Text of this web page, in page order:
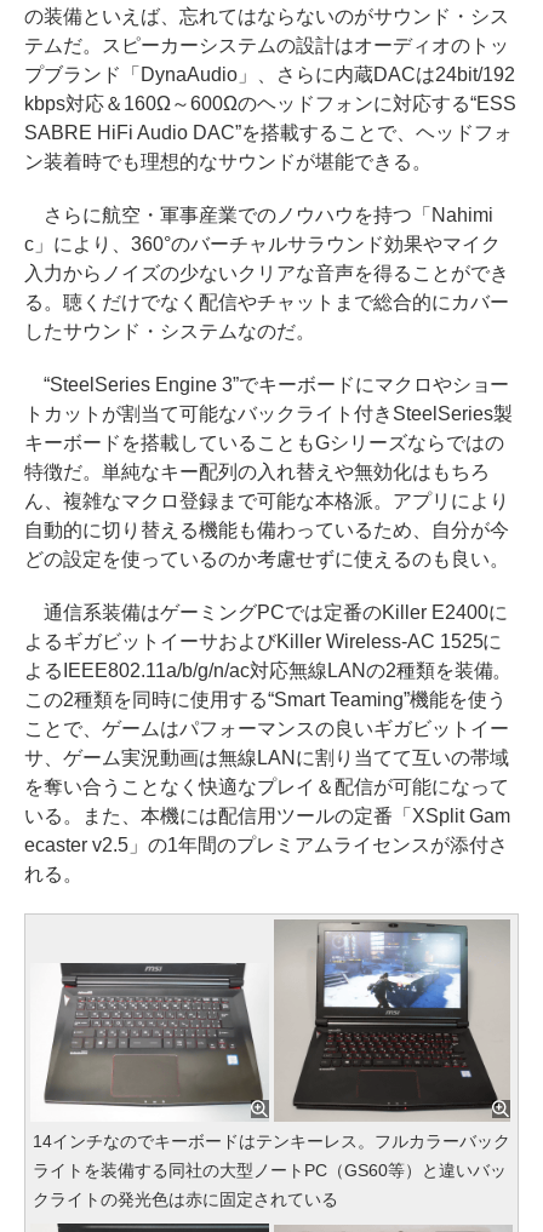
の装備といえば、忘れてはならないのがサウンド・シス
テムだ。スピーカーシステムの設計はオーディオのトッ
プブランド「DynaAudio」、さらに内蔵DACは24bit/192
kbps対応＆160Ω～600Ωのヘッドフォンに対応する“ESS
SABRE HiFi Audio DAC”を搭載することで、ヘッドフォ
ン装着時でも理想的なサウンドが堪能できる。
さらに航空・軍事産業でのノウハウを持つ「Nahimi
c」により、360°のバーチャルサラウンド効果やマイク
入力からノイズの少ないクリアな音声を得ることができ
る。聴くだけでなく配信やチャットまで総合的にカバー
したサウンド・システムなのだ。
“SteelSeries Engine 3”でキーボードにマクロやショー
トカットが割当て可能なバックライト付きSteelSeries製
キーボードを搭載していることもGシリーズならではの
特徴だ。単純なキー配列の入れ替えや無効化はもちろ
ん、複雑なマクロ登録まで可能な本格派。アプリにより
自動的に切り替える機能も備わっているため、自分が今
どの設定を使っているのか考慮せずに使えるのも良い。
通信系装備はゲーミングPCでは定番のKiller E2400に
よるギガビットイーサおよびKiller Wireless-AC 1525に
よるIEEE802.11a/b/g/n/ac対応無線LANの2種類を装備。
この2種類を同時に使用する“Smart Teaming”機能を使う
ことで、ゲームはパフォーマンスの良いギガビットイー
サ、ゲーム実況動画は無線LANに割り当てて互いの帯域
を奪い合うことなく快適なプレイ＆配信が可能になって
いる。また、本機には配信用ツールの定番「XSplit Gam
ecaster v2.5」の1年間のプレミアムライセンスが添付さ
れる。
14インチなのでキーボードはテンキーレス。フルカラーバック
ライトを装備する同社の大型ノートPC（GS60等）と違いバッ
クライトの発光色は赤に固定されている